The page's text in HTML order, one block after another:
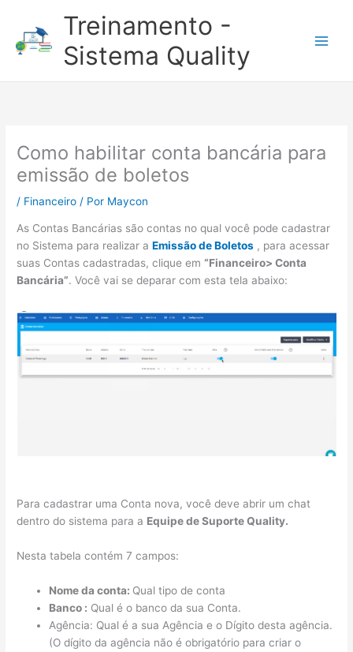
Treinamento -
Sistema Quality
Como habilitar conta bancária para
emissão de boletos
/ Financeiro / Por Maycon
As Contas Bancárias são contas no qual você pode cadastrar
no Sistema para realizar aEmissão de Boletos , para acessar
suas Contas cadastradas, clique em“Financeiro> Conta
Bancária”. Você vai se deparar com esta tela abaixo:
Para cadastrar uma Conta nova, você deve abrir um chat
dentro do sistema para a Equipe de Suporte Quality.
Nesta tabela contém 7 campos:
Nome da conta: Qual tipo de conta
Banco : Qual é o banco da sua Conta.
Agência: Qual é a sua Agência e o Dígito desta agência.
(O dígito da agência não é obrigatório para criar o